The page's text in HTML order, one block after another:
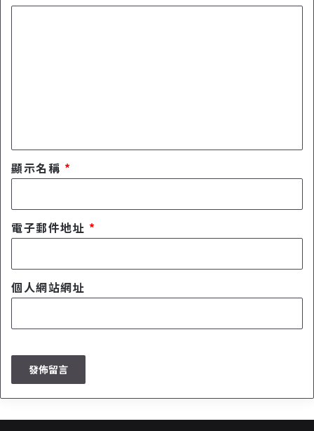
顯示名稱 *
電子郵件地址 *
個人網站網址